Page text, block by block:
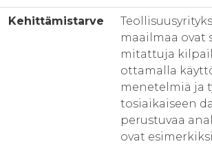
Kehittämistarve
maailmaa ovat
mitattuja
ottamalla
menetelmiä ja
tosiaikaiseen
perustuvaa
ovat